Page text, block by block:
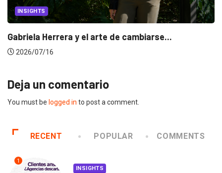
CANNES LIONS 2026
Dos ecuatorianos en el jurado de Cannes...
2026/06/23
Deja un comentario
You must be logged in to post a comment.
RECENT POPULAR COMMENTS
1
INSIGHTS